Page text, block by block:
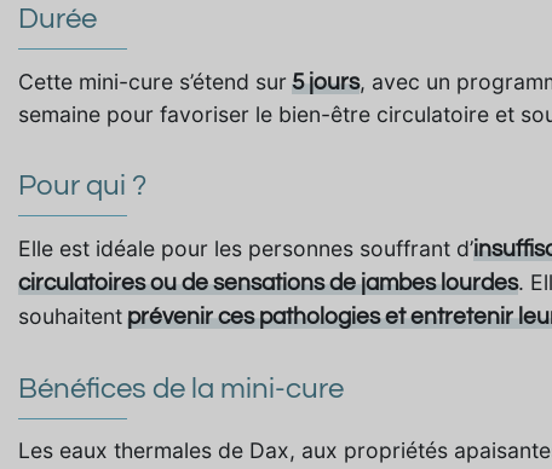
Durée
Cette mini-cure s’étend sur 5 jours, avec un
semaine pour favoriser le bien-être circulatoire et
Pour qui ?
Elle est idéale pour les personnes souffrant d’
circulatoires ou de sensations de jambes lourdes.
souhaitent prévenir ces pathologies et entretenir
Bénéfices de la mini-cure
Les eaux thermales de Dax, aux propriétés